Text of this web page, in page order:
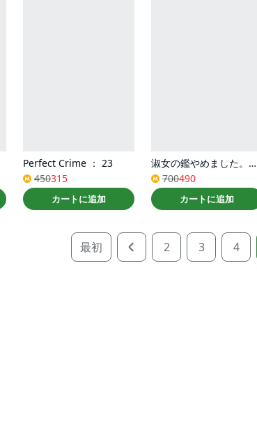
Perfect Crime ： 23
450315
カートに追加
淑女の鑑やめました。時を逆行した公爵令嬢は、わがままな妹に振り回されないよう性格悪く生き延びます！（コミック） ： 3
700490
カートに追加
2 3 4
最初